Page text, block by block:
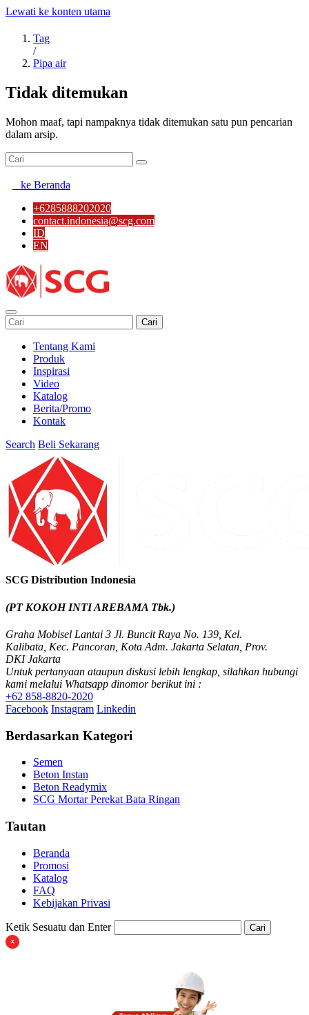
Lewati ke konten utama
Tag
/
Pipa air
Tidak ditemukan
Mohon maaf, tapi nampaknya tidak ditemukan satu pun pencarian
dalam arsip.
ke Beranda
+6285888202020
contact.indonesia@scg.com
ID
EN
Cari
Tentang Kami
Produk
Inspirasi
Video
Katalog
Berita/Promo
Kontak
Search Beli Sekarang
SCG Distribution Indonesia
(PT KOKOH INTI AREBAMA Tbk.)
Graha Mobisel Lantai 3 Jl. Buncit Raya No. 139, Kel.
Kalibata, Kec. Pancoran, Kota Adm. Jakarta Selatan, Prov.
DKI Jakarta
Untuk pertanyaan ataupun diskusi lebih lengkap, silahkan hubungi
kami melalui Whatsapp dinomor berikut ini :
+62 858-8820-2020
Facebook Instagram Linkedin
Berdasarkan Kategori
Semen
Beton Instan
Beton Readymix
SCG Mortar Perekat Bata Ringan
Tautan
Beranda
Promosi
Katalog
FAQ
Kebijakan Privasi
Ketik Sesuatu dan Enter Cari